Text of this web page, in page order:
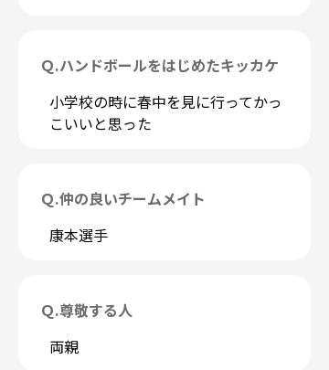
Ｑ.ハンドボールをはじめたキッカケ
小学校の時に春中を見に行ってかっ
こいいと思った
Ｑ.仲の良いチームメイト
康本選手
Ｑ.尊敬する人
両親